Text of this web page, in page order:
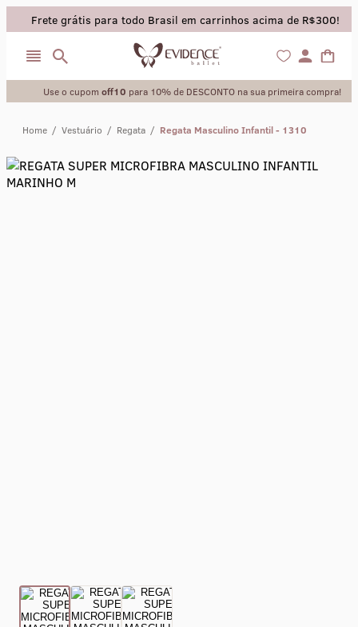
Frete grátis para todo Brasil em carrinhos acima de R$300!
Use o cupom off10 para 10% de DESCONTO na sua primeira compra!
Home / Vestuário / Regata / Regata Masculino Infantil - 1310